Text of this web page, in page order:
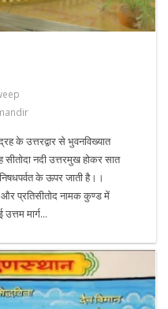
के उत्तरद्वार से भुवनविख्यात
नदी उत्तरमुख होकर सात
के ऊपर जाती है।।
प्रतिसीतोद नामक कुण्ड में
मार्ग...